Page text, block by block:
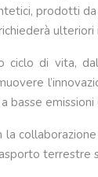
di vita,
basse emissioni
terrestre